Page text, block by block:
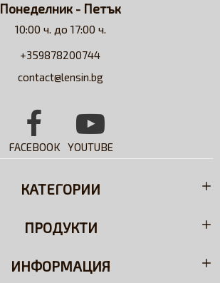
Понеделник - Петък
10:00 ч. до 17:00 ч.
+359878200744
contact@lensin.bg
FACEBOOK YOUTUBE
КАТЕГОРИИ
ПРОДУКТИ
ИНФОРМАЦИЯ